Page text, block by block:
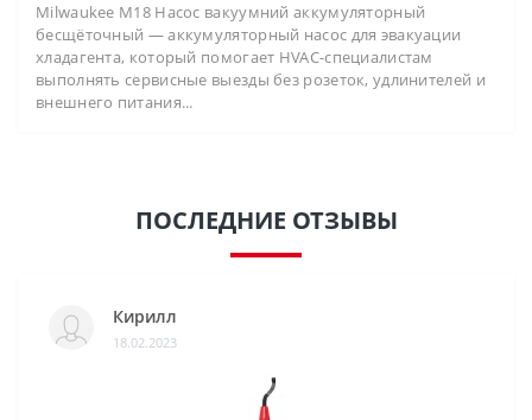
Milwaukee M18 Насос вакуумний аккумуляторный
бесщёточный — аккумуляторный насос для эвакуации
хладагента, который помогает HVAC-специалистам
выполнять сервисные выезды без розеток, удлинителей и
внешнего питания...
ПОСЛЕДНИЕ ОТЗЫВЫ
Кирилл
18.02.2023